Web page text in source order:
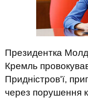
Президентка
Кремль
Придністров'ї,
через порушення